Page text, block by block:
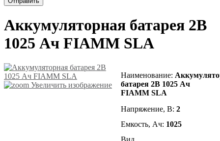
Аккумуляторная батарея 2В
1025 Ач FIAMM SLA
Увеличить изображение
Наименование:
батарея 2В 1025 Ач
FIAMM SLA
Напряжение, В: 2
Емкость, Ач: 1025
Вид